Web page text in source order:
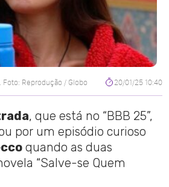
Foto: Reprodução / Globo 20/01/25 10:40
, que está no “BBB 25”,
por um episódio curioso
quando as duas
“Salve-se Quem